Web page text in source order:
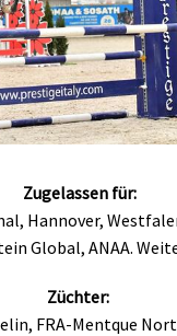
Zugelassen für:
Hannover,
Global, ANAA.
Züchter:
FRA-Mentque